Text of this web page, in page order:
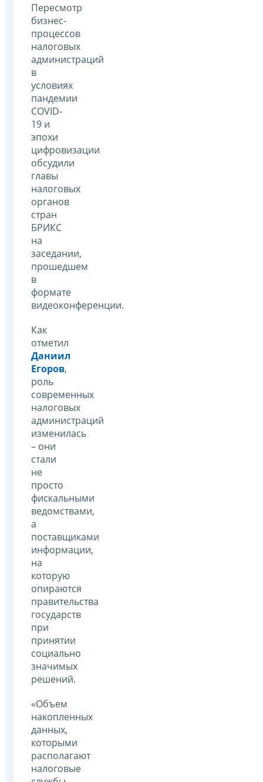
Пересмотр
бизнес-
процессов
налоговых
администраций
в
условиях
пандемии
COVID-
19 и
эпохи
цифровизации
обсудили
главы
налоговых
органов
стран
БРИКС
на
заседании,
прошедшем
в
формате
видеоконференции.
Как
отметил
Даниил
Егоров,
роль
современных
налоговых
администраций
изменилась
– они
стали
не
просто
фискальными
ведомствами,
а
поставщиками
информации,
на
которую
опираются
правительства
государств
при
принятии
социально
значимых
решений.
«Объем
накопленных
данных,
которыми
располагают
налоговые